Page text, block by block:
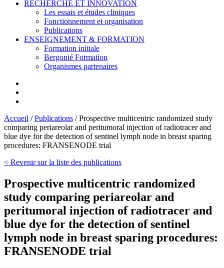
RECHERCHE ET INNOVATION
Les essais et études cliniques
Fonctionnement et organisation
Publications
ENSEIGNEMENT & FORMATION
Formation initiale
Bergonié Formation
Organismes partenaires
Accueil /Publications /Prospective multicentric randomized study
comparing periareolar and peritumoral injection of radiotracer and
blue dye for the detection of sentinel lymph node in breast sparing
procedures: FRANSENODE trial
< Revenir sur la liste des publications
Prospective multicentric randomized
study comparing periareolar and
peritumoral injection of radiotracer and
blue dye for the detection of sentinel
lymph node in breast sparing procedures:
FRANSENODE trial